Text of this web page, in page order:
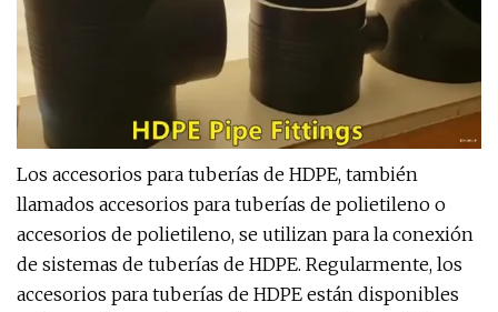
Los accesorios para tuberías de HDPE, también
llamados accesorios para tuberías de polietileno o
accesorios de polietileno, se utilizan para la conexión
de sistemas de tuberías de HDPE. Regularmente, los
accesorios para tuberías de HDPE están disponibles